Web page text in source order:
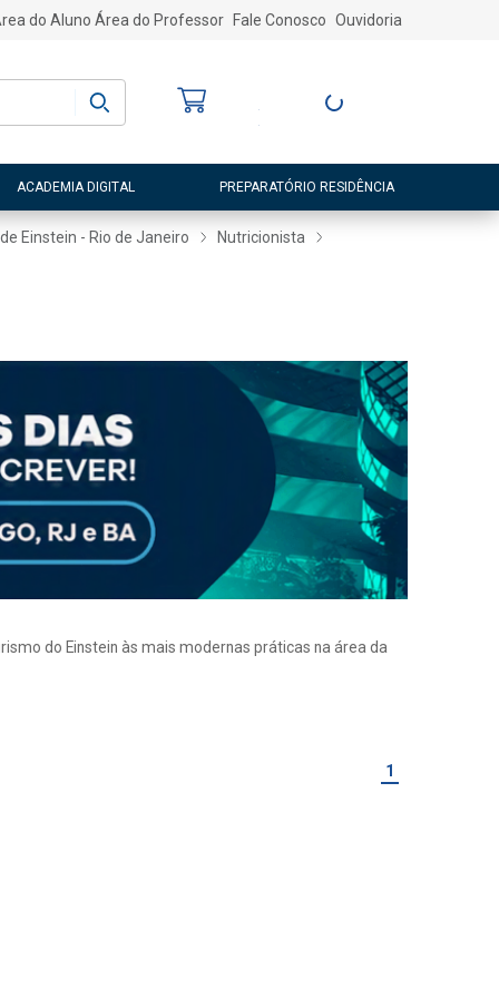
do Aluno Área do Professor Fale Conosco Ouvidoria
Entre ou Cadastre-
ACADEMIA DIGITAL PREPARATÓRIO RESIDÊNCIA
Einstein - Rio de Janeiro Nutricionista
do Einstein às mais modernas práticas na área da
1